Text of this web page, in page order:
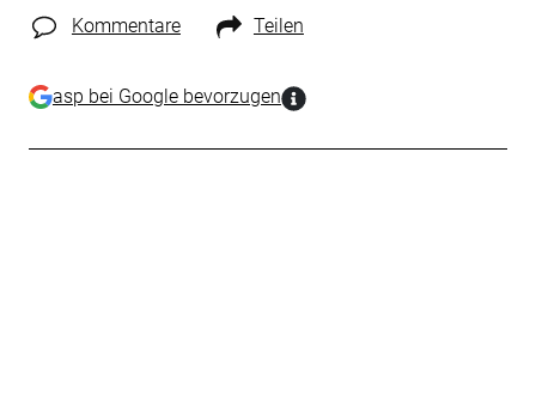
Kommentare Teilen
asp bei Google bevorzugen